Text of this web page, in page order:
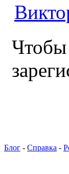
Чтобы
Блог - Справка -